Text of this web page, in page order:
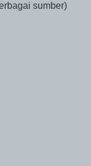
sumber)